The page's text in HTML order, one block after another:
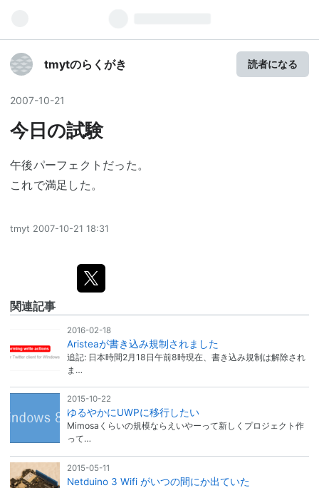
tmytのらくがき 読者になる
2007-10-21
今日の試験
午後パーフェクトだった。
これで満足した。
tmyt 2007-10-21 18:31
関連記事
2016-02-18
Aristeaが書き込み規制されました
追記: 日本時間2月18日午前8時現在、書き込み規制は解除され
ま…
2015-10-22
ゆるやかにUWPに移行したい
Mimosaくらいの規模ならえいやーって新しくプロジェクト作
って…
2015-05-11
Netduino 3 Wifi がいつの間にか出ていた